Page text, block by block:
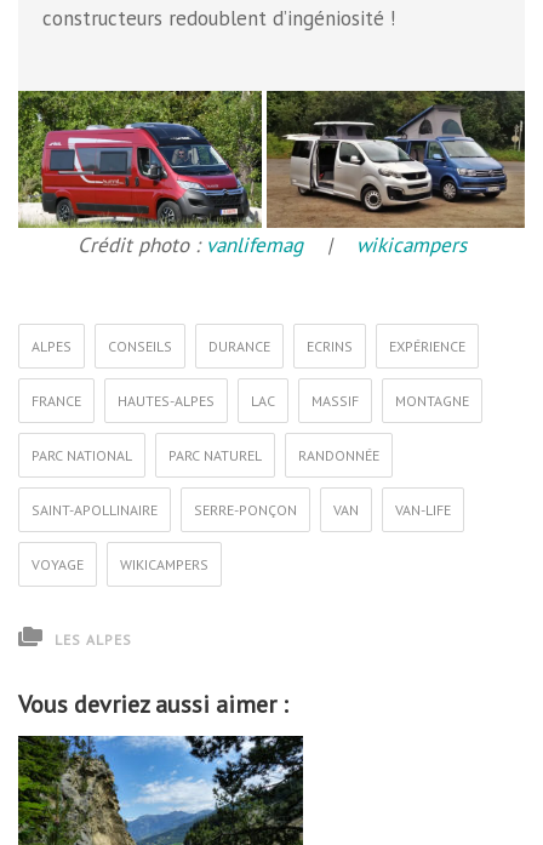
constructeurs redoublent d’ingéniosité !
Crédit photo : vanlifemag| wikicampers
ALPES CONSEILS DURANCE ECRINS EXPÉRIENCE
FRANCE HAUTES-ALPES LAC MASSIF MONTAGNE
PARC NATIONAL PARC NATUREL RANDONNÉE
SAINT-APOLLINAIRE SERRE-PONÇON VAN VAN-LIFE
VOYAGE WIKICAMPERS
LES ALPES
Vous devriez aussi aimer :